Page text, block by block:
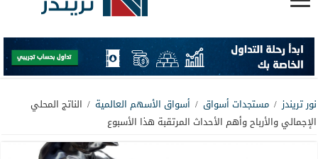
نور تريندز / مستجدات أسواق / أسواق الأسهم العالمية / الناتج المحلي
الإجمالي والأرباح وأهم الأحداث المرتقبة هذا الأسبوع